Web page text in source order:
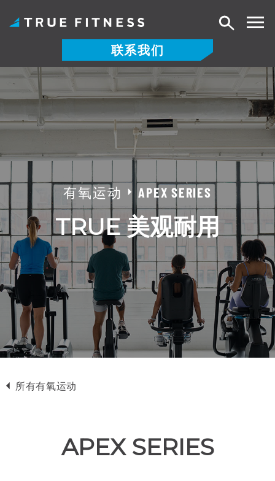
容
联系我们
搜
有氧运动 APEX SERIES
TRUE 美观耐用
所有有氧运动
APEX SERIES